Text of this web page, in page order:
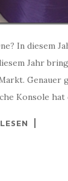
In diesem
Jahr
Genauer
Konsole